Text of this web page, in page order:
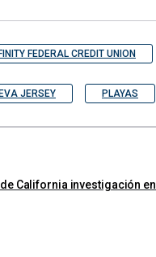
FEDERAL CREDIT UNION
JERSEY PLAYAS
California investigación en